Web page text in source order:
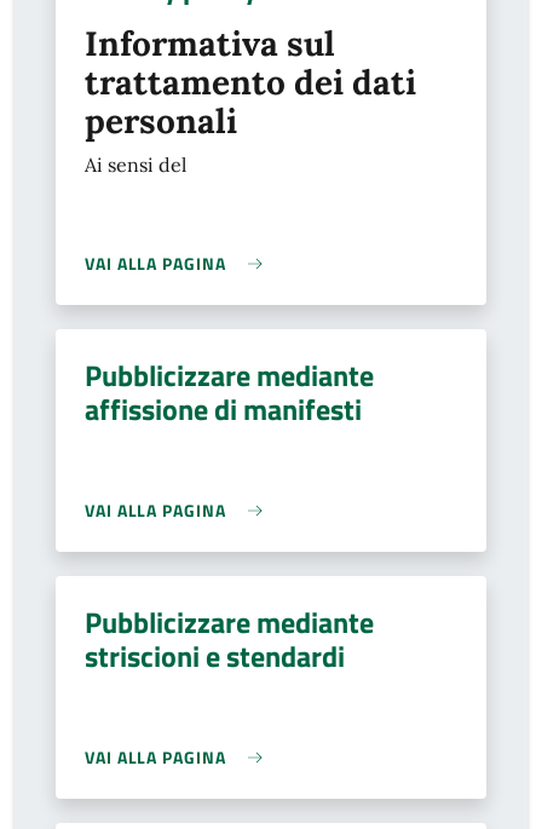
Informativa sul
trattamento dei dati
personali
Ai sensi del
VAI ALLA PAGINA
Pubblicizzare mediante
affissione di manifesti
VAI ALLA PAGINA
Pubblicizzare mediante
striscioni e stendardi
VAI ALLA PAGINA